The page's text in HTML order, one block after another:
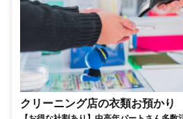
クリーニング店の衣類お預かり